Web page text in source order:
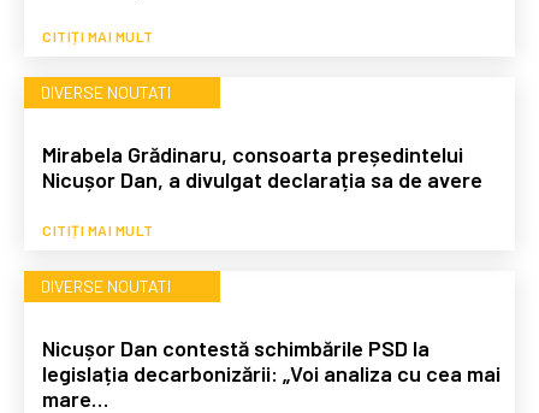
CITIȚI MAI MULT
DIVERSE NOUTATI
Mirabela Grădinaru, consoarta președintelui
Nicușor Dan, a divulgat declarația sa de avere
CITIȚI MAI MULT
DIVERSE NOUTATI
Nicușor Dan contestă schimbările PSD la
legislația decarbonizării: „Voi analiza cu cea mai
mare…